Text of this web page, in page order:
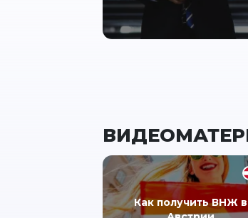
Как получить ВНЖ в